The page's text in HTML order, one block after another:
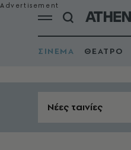
ΣΙΝΕΜΑ ΘΕΑΤΡΟ
Νέες ταινίες